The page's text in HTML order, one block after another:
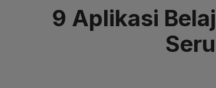
9 Aplikasi